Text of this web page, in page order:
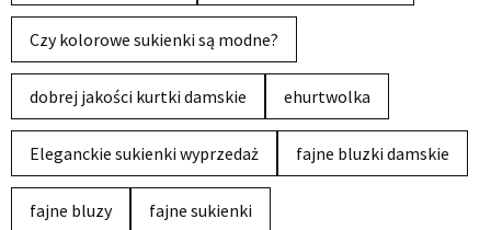
Czy kolorowe sukienki są modne?
dobrej jakości kurtki damskie ehurtwolka
Eleganckie sukienki wyprzedaż fajne bluzki damskie
fajne bluzy fajne sukienki